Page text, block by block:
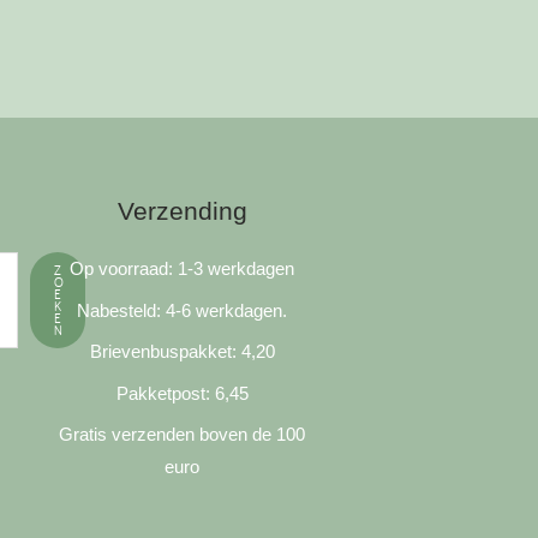
Z
O
E
K
E
N
Verzending
Op voorraad: 1-3 werkdagen
Nabesteld: 4-6 werkdagen.
Brievenbuspakket: 4,20
Pakketpost: 6,45
Gratis verzenden boven de 100
euro